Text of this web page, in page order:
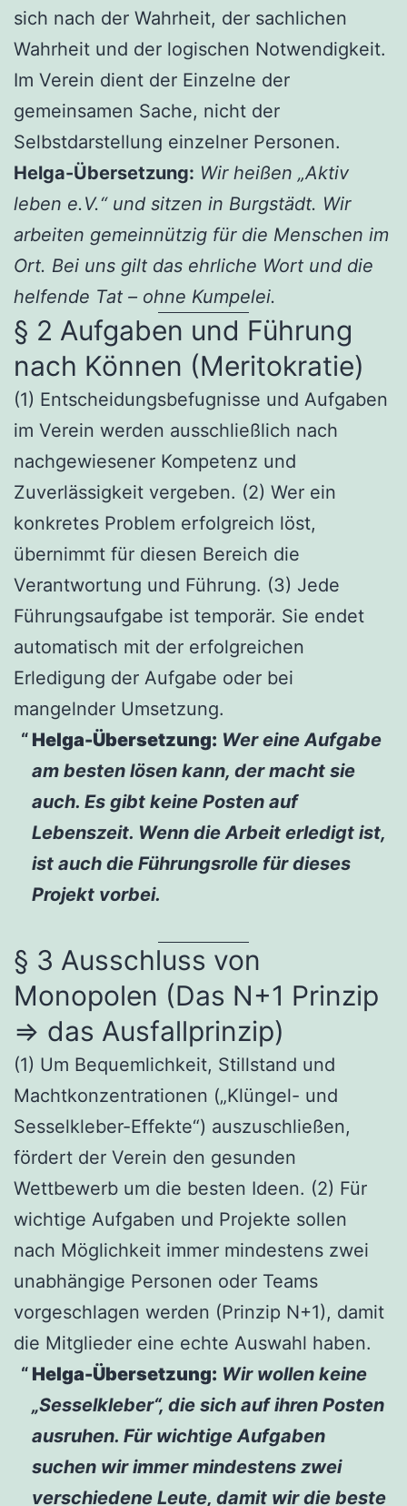
sich nach der Wahrheit, der sachlichen
Wahrheit und der logischen Notwendigkeit.
Im Verein dient der Einzelne der
gemeinsamen Sache, nicht der
Selbstdarstellung einzelner Personen.
Helga-Übersetzung: Wir heißen „Aktiv
leben e.V.“ und sitzen in Burgstädt. Wir
arbeiten gemeinnützig für die Menschen im
Ort. Bei uns gilt das ehrliche Wort und die
helfende Tat – ohne Kumpelei.
§ 2 Aufgaben und Führung
nach Können (Meritokratie)
(1) Entscheidungsbefugnisse und Aufgaben
im Verein werden ausschließlich nach
nachgewiesener Kompetenz und
Zuverlässigkeit vergeben. (2) Wer ein
konkretes Problem erfolgreich löst,
übernimmt für diesen Bereich die
Verantwortung und Führung. (3) Jede
Führungsaufgabe ist temporär. Sie endet
automatisch mit der erfolgreichen
Erledigung der Aufgabe oder bei
mangelnder Umsetzung.
Helga-Übersetzung: Wer eine Aufgabe
am besten lösen kann, der macht sie
auch. Es gibt keine Posten auf
Lebenszeit. Wenn die Arbeit erledigt ist,
ist auch die Führungsrolle für dieses
Projekt vorbei.
§ 3 Ausschluss von
Monopolen (Das N+1 Prinzip
=> das Ausfallprinzip)
(1) Um Bequemlichkeit, Stillstand und
Machtkonzentrationen („Klüngel- und
Sesselkleber-Effekte“) auszuschließen,
fördert der Verein den gesunden
Wettbewerb um die besten Ideen. (2) Für
wichtige Aufgaben und Projekte sollen
nach Möglichkeit immer mindestens zwei
unabhängige Personen oder Teams
vorgeschlagen werden (Prinzip N+1), damit
die Mitglieder eine echte Auswahl haben.
Helga-Übersetzung: Wir wollen keine
„Sesselkleber“, die sich auf ihren Posten
ausruhen. Für wichtige Aufgaben
suchen wir immer mindestens zwei
verschiedene Leute, damit wir die beste